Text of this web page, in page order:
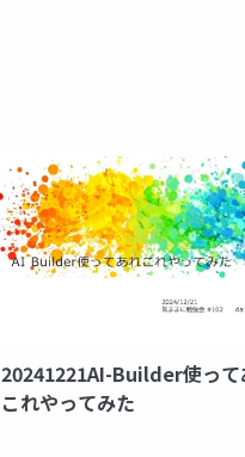
20241221AI-Builder使って
これやってみた